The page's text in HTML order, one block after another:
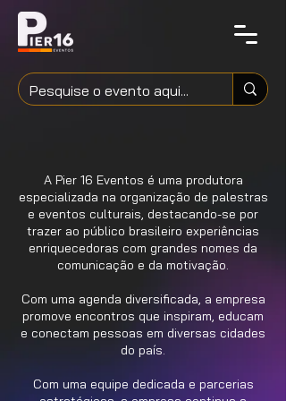
A Pier 16 Eventos é uma produtora
especializada na organização de palestras
e eventos culturais, destacando-se por
trazer ao público brasileiro experiências
enriquecedoras com grandes nomes da
comunicação e da motivação.
Com uma agenda diversificada, a empresa
promove encontros que inspiram, educam
e conectam pessoas em diversas cidades
do país.
Com uma equipe dedicada e parcerias